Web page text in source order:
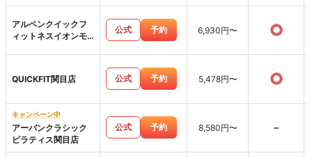
アルペンクイックフ
ィットネスイオンモ
公式 予約 6,930円〜 ○
QUICKFIT関目店 公式 予約 5,478円〜 ○
キャンペーン中
アーバンクラシック
ピラティス関目店
公式 予約 8,580円〜 -